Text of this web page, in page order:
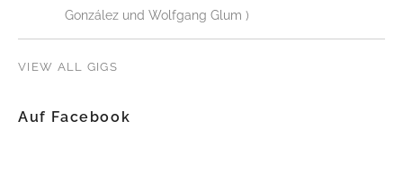
González und Wolfgang Glum )
VIEW ALL GIGS
Auf Facebook